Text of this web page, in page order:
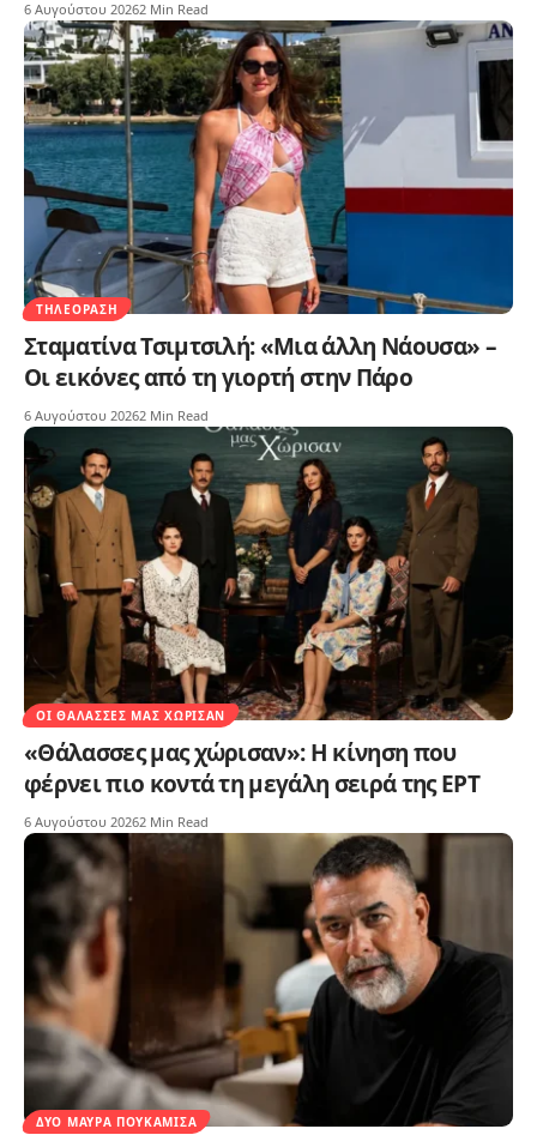
6 Αυγούστου 20262 Min Read
ΤΗΛΕΌΡΑΣΗ
Σταματίνα Τσιμτσιλή: «Μια άλλη Νάουσα» –
Οι εικόνες από τη γιορτή στην Πάρο
6 Αυγούστου 20262 Min Read
ΟΙ ΘΆΛΑΣΣΕΣ ΜΑΣ ΧΏΡΙΣΑΝ
«Θάλασσες μας χώρισαν»: Η κίνηση που
φέρνει πιο κοντά τη μεγάλη σειρά της ΕΡΤ
6 Αυγούστου 20262 Min Read
ΔΥΟ ΜΑΎΡΑ ΠΟΥΚΆΜΙΣΑ